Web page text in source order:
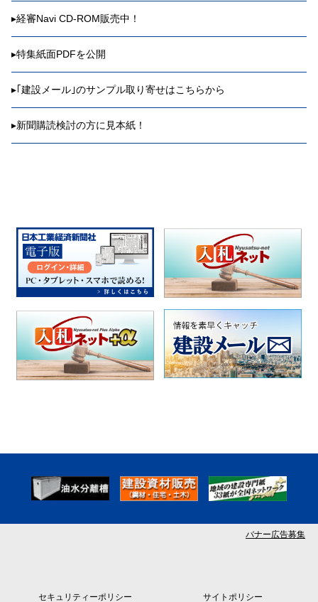
▸経審Navi CD-ROM販売中！
▸特集紙面PDFを公開
▸ ｢建設メール｣のサンプル取り寄せはこちらから
▸新聞購読検討の方に見本紙！
バナー広告募集
セキュリティーポリシー サイトポリシー